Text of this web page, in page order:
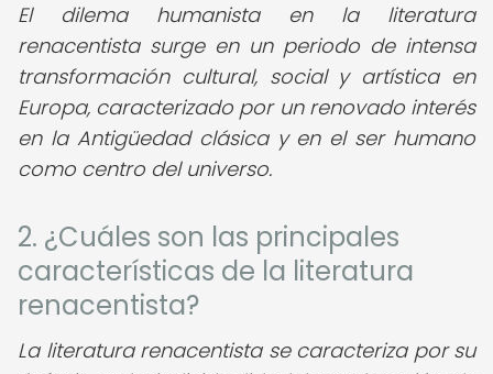
El dilema humanista en la literatura
renacentista surge en un periodo de intensa
transformación cultural, social y artística en
Europa, caracterizado por un renovado interés
en la Antigüedad clásica y en el ser humano
como centro del universo.
2. ¿Cuáles son las principales
características de la literatura
renacentista?
La literatura renacentista se caracteriza por su